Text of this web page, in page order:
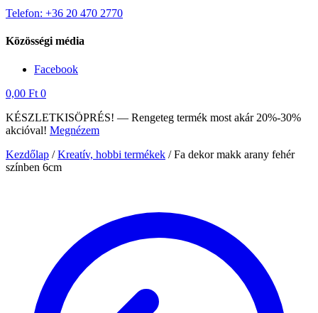
Telefon: +36 20 470 2770
Közösségi média
Facebook
0,00 Ft 0
KÉSZLETKISÖPRÉS! — Rengeteg termék most akár 20%-30%
akcióval! Megnézem
Kezdőlap /Kreatív, hobbi termékek /Fa dekor makk arany fehér
színben 6cm